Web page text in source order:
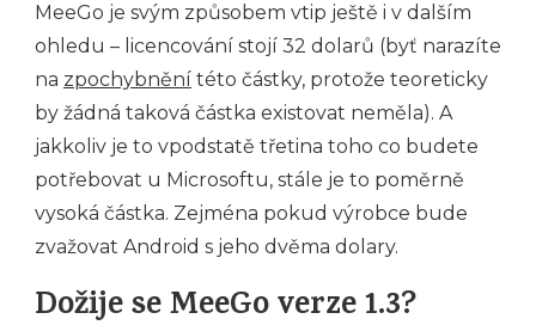
MeeGo je svým způsobem vtip ještě i v dalším
ohledu – licencování stojí 32 dolarů (byť narazíte
na zpochybnění této částky, protože teoreticky
by žádná taková částka existovat neměla). A
jakkoliv je to vpodstatě třetina toho co budete
potřebovat u Microsoftu, stále je to poměrně
vysoká částka. Zejména pokud výrobce bude
zvažovat Android s jeho dvěma dolary.
Dožije se MeeGo verze 1.3?